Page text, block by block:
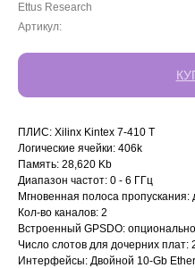
Ettus Research
Артикул:
ПЛИС: Xilinx Kintex 7-410 T
Логические ячейки: 406k
Память: 28,620 Kb
Диапазон частот: 0 - 6 ГГц
Мгновенная полоса
Кол-во каналов: 2
Встроенный GPSDO: опционально
Число слотов для дочерних плат:
Интерфейсы: Двойной 10-Gb